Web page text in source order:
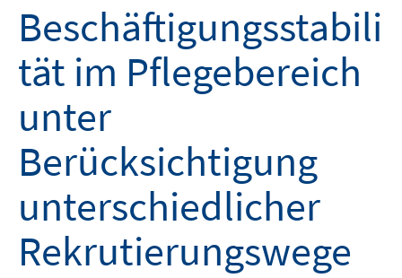
Beschäftigungsstabili
tät im Pflegebereich
unter
Berücksichtigung
unterschiedlicher
Rekrutierungswege